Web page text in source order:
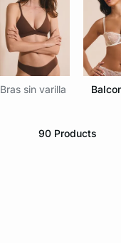
Bras sin varilla
90 Products